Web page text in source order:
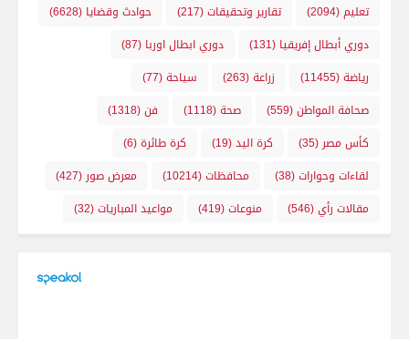
تعليم(2094) تقارير وتحقيقات(217) حوادث وقضايا (6628)
دوري أبطال إفريقيا (131) دوري ابطال اوربا (87)
رياضة(11455) زراعة(263) سياحة(77)
صحافة المواطن(559) صحة(1118) فن(1318)
كأس مصر (35) كرة اليد(19) كرة طائرة(6)
لقاءات وحوارات(38) محافظات(10214) معرض صور (427)
مقالات رأي(546) منوعات(419) مواعيد المباريات(32)